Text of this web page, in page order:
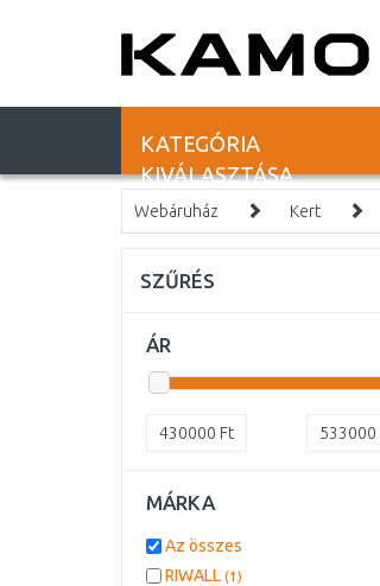
KATEGÓRIA
KIVÁLASZTÁSA
Webáruház Kert
SZŰRÉS
ÁR
430000 Ft 533000
MÁRKA
Az összes
RIWALL (1)